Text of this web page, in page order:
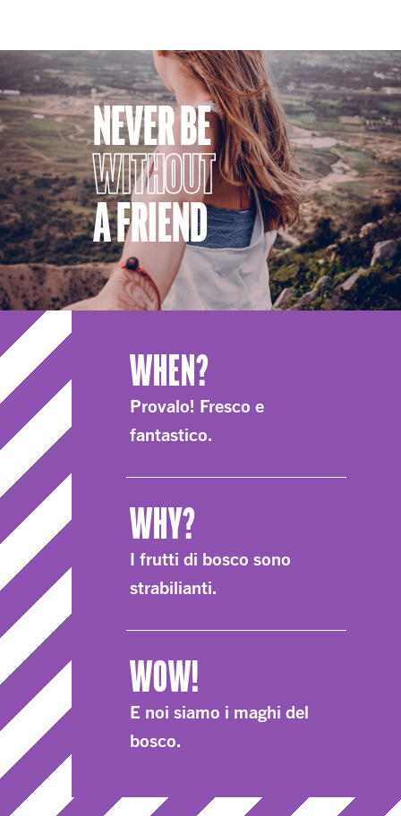
NEVER BE
WITHOUT
A FRIEND
WHEN?
Provalo! Fresco e
fantastico.
WHY?
I frutti di bosco sono
strabilianti.
WOW!
E noi siamo i maghi del
bosco.